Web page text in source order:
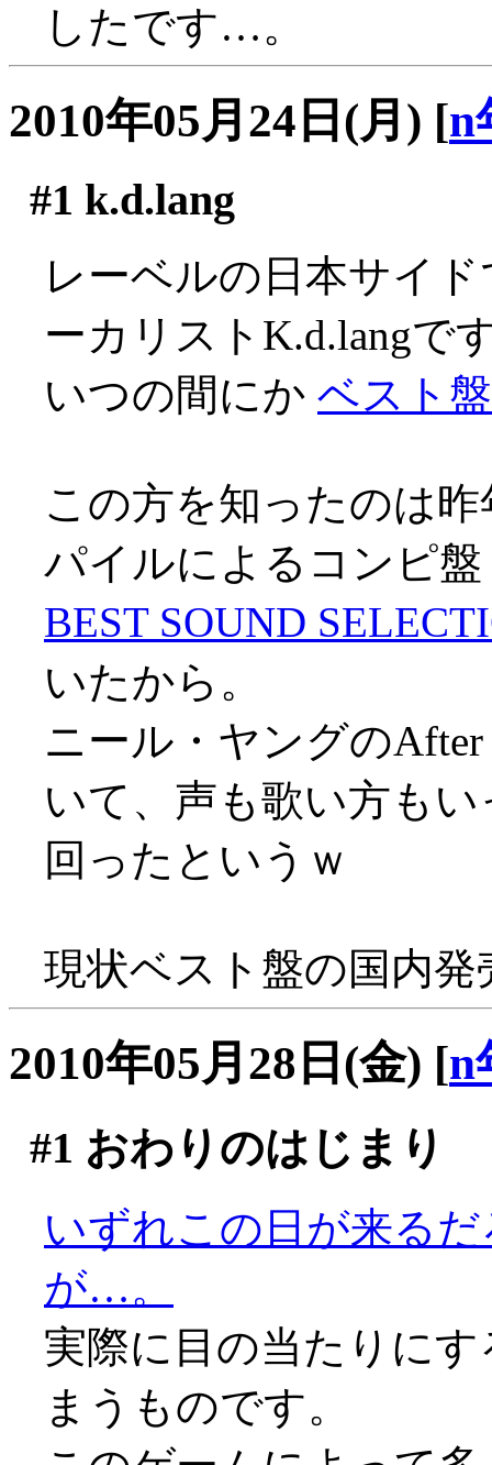
したです…。
2010年05月24日(月) [n
#1 k.d.lang
レーベルの日本サイ
ーカリストK.d.langで
いつの間にか ベスト盤
この方を知ったのは
パイルによるコンピ盤
BEST SOUND
いたから。
ニール・ヤングの
いて、声も歌い方も
回ったというｗ
現状ベスト盤の国内
2010年05月28日(金) [n
#1 おわりのはじまり
いずれこの日が来る
が…。
実際に目の当たりに
まうものです。